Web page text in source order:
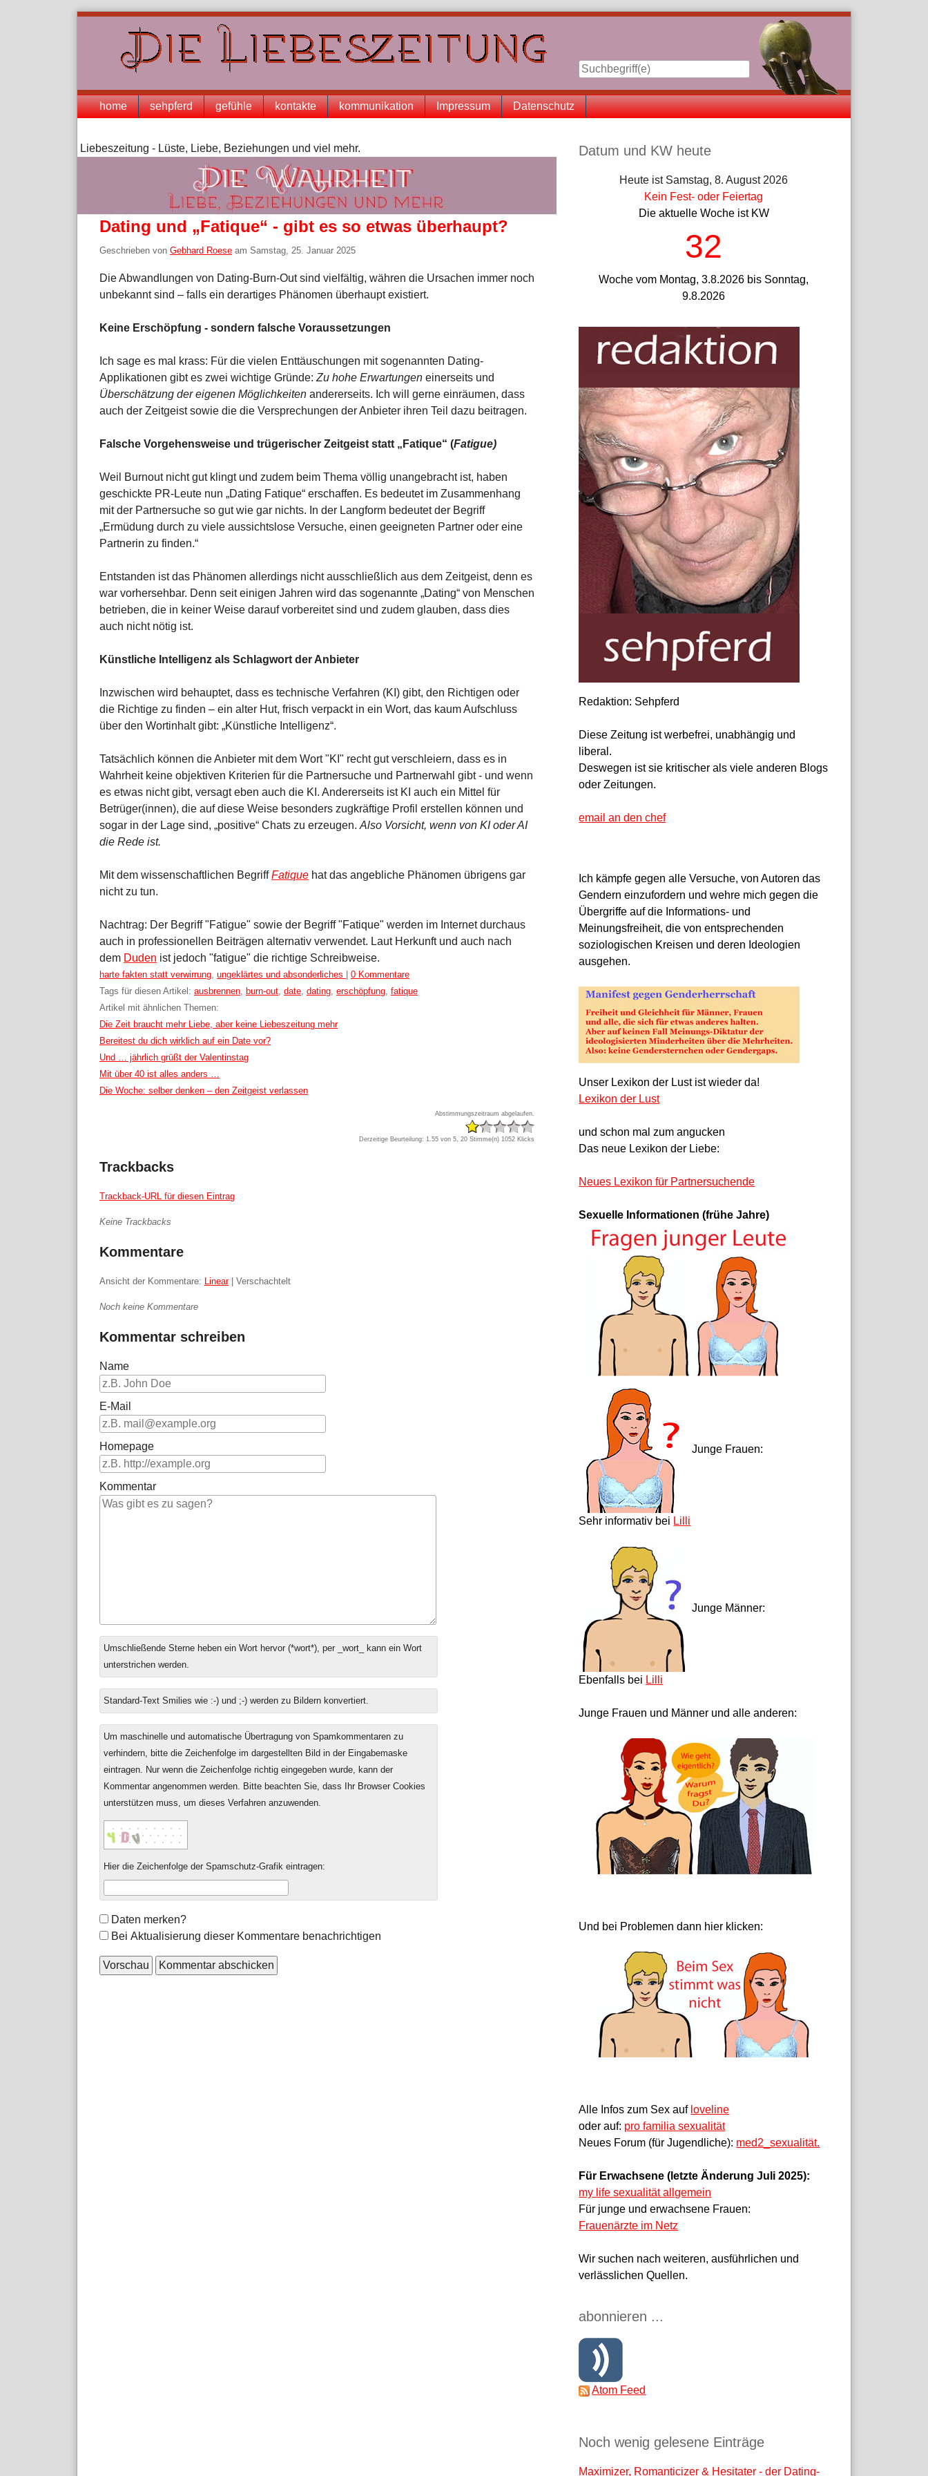
Navigation
home sehpferd gefühle kontakte kommunikation Impressum Datenschutz
Liebeszeitung - Lüste, Liebe, Beziehungen und viel mehr.
Dating und „Fatique“ - gibt es so etwas überhaupt?
Geschrieben von Gebhard Roese am Samstag, 25. Januar 2025
Die Abwandlungen von Dating-Burn-Out sind vielfältig, währen die Ursachen immer noch
unbekannt sind – falls ein derartiges Phänomen überhaupt existiert.
Keine Erschöpfung - sondern falsche Voraussetzungen
Ich sage es mal krass: Für die vielen Enttäuschungen mit sogenannten Dating-
Applikationen gibt es zwei wichtige Gründe: Zu hohe Erwartungen einerseits und
Überschätzung der eigenen Möglichkeiten andererseits. Ich will gerne einräumen, dass
auch der Zeitgeist sowie die die Versprechungen der Anbieter ihren Teil dazu beitragen.
Falsche Vorgehensweise und trügerischer Zeitgeist statt „Fatique“ (Fatigue)
Weil Burnout nicht gut klingt und zudem beim Thema völlig unangebracht ist, haben
geschickte PR-Leute nun „Dating Fatique“ erschaffen. Es bedeutet im Zusammenhang
mit der Partnersuche so gut wie gar nichts. In der Langform bedeutet der Begriff
„Ermüdung durch zu viele aussichtslose Versuche, einen geeigneten Partner oder eine
Partnerin zu finden.“
Entstanden ist das Phänomen allerdings nicht ausschließlich aus dem Zeitgeist, denn es
war vorhersehbar. Denn seit einigen Jahren wird das sogenannte „Dating“ von Menschen
betrieben, die in keiner Weise darauf vorbereitet sind und zudem glauben, dass dies
auch nicht nötig ist.
Künstliche Intelligenz als Schlagwort der Anbieter
Inzwischen wird behauptet, dass es technische Verfahren (KI) gibt, den Richtigen oder
die Richtige zu finden – ein alter Hut, frisch verpackt in ein Wort, das kaum Aufschluss
über den Wortinhalt gibt: „Künstliche Intelligenz“.
Tatsächlich können die Anbieter mit dem Wort "KI" recht gut verschleiern, dass es in
Wahrheit keine objektiven Kriterien für die Partnersuche und Partnerwahl gibt - und wenn
es etwas nicht gibt, versagt eben auch die KI. Andererseits ist KI auch ein Mittel für
Betrüger(innen), die auf diese Weise besonders zugkräftige Profil erstellen können und
sogar in der Lage sind, „positive“ Chats zu erzeugen. Also Vorsicht, wenn von KI oder AI
die Rede ist.
Mit dem wissenschaftlichen BegriffFatique hat das angebliche Phänomen übrigens gar
nicht zu tun.
Nachtrag: Der Begriff "Fatigue" sowie der Begriff "Fatique" werden im Internet durchaus
auch in professionellen Beiträgen alternativ verwendet. Laut Herkunft und auch nach
dem Duden ist jedoch "fatigue" die richtige Schreibweise.
Kategorien:
harte fakten statt verwirrung, ungeklärtes und absonderliches
0 Kommentare
Tags für diesen Artikel: ausbrennen, burn-out, date, dating, erschöpfung, fatique
Artikel mit ähnlichen Themen:
Die Zeit braucht mehr Liebe, aber keine Liebeszeitung mehr
Bereitest du dich wirklich auf ein Date vor?
Und … jährlich grüßt der Valentinstag
Mit über 40 ist alles anders …
Die Woche: selber denken – den Zeitgeist verlassen
Abstimmungszeitraum abgelaufen.
Derzeitige Beurteilung: 1.55 von 5, 20 Stimme(n) 1052 Klicks
Trackbacks
Trackback-URL für diesen Eintrag
Keine Trackbacks
Kommentare
Ansicht der Kommentare: Linear| Verschachtelt
Noch keine Kommentare
Kommentar schreiben
Name
E-Mail
Homepage
Kommentar
Antwort
Umschließende Sterne heben ein Wort hervor (*wort*), per _wort_ kann ein Wort
unterstrichen werden.
Standard-Text Smilies wie :-) und ;-) werden zu Bildern konvertiert.
Um maschinelle und automatische Übertragung von Spamkommentaren zu
verhindern, bitte die Zeichenfolge im dargestellten Bild in der Eingabemaske
eintragen. Nur wenn die Zeichenfolge richtig eingegeben wurde, kann der
Kommentar angenommen werden. Bitte beachten Sie, dass Ihr Browser Cookies
unterstützen muss, um dieses Verfahren anzuwenden.
Hier die Zeichenfolge der Spamschutz-Grafik eintragen:
Formular-
Optionen
Daten merken?
Bei Aktualisierung dieser Kommentare benachrichtigen
Seitenleiste
Datum und KW heute
Heute ist Samstag, 8. August 2026
Kein Fest- oder Feiertag
Die aktuelle Woche ist KW
32
Woche vom Montag, 3.8.2026 bis Sonntag,
9.8.2026
Redaktion: Sehpferd
Diese Zeitung ist werbefrei, unabhängig und
liberal.
Deswegen ist sie kritischer als viele anderen Blogs
oder Zeitungen.
email an den chef
Ich kämpfe gegen alle Versuche, von Autoren das
Gendern einzufordern und wehre mich gegen die
Übergriffe auf die Informations- und
Meinungsfreiheit, die von entsprechenden
soziologischen Kreisen und deren Ideologien
ausgehen.
Unser Lexikon der Lust ist wieder da!
Lexikon der Lust
und schon mal zum angucken
Das neue Lexikon der Liebe:
Neues Lexikon für Partnersuchende
Sexuelle Informationen (frühe Jahre)
Junge Frauen:
Sehr informativ bei Lilli
Junge Männer:
Ebenfalls bei Lilli
Junge Frauen und Männer und alle anderen:
Und bei Problemen dann hier klicken:
Alle Infos zum Sex auf loveline
oder auf: pro familia sexualität
Neues Forum (für Jugendliche): med2_sexualität.
Für Erwachsene (letzte Änderung Juli 2025):
my life sexualität allgemein
Für junge und erwachsene Frauen:
Frauenärzte im Netz
Wir suchen nach weiteren, ausführlichen und
verlässlichen Quellen.
abonnieren ...
Atom Feed
Noch wenig gelesene Einträge
Maximizer, Romanticizer & Hesitater - der Dating-